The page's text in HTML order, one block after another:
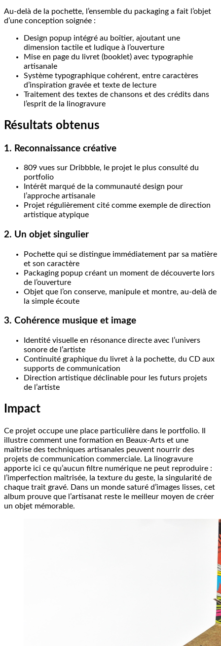
Au-delà de la pochette, l’ensemble du packaging a fait l’objet
d’une conception soignée :
Design popup intégré au boîtier, ajoutant une
dimension tactile et ludique à l’ouverture
Mise en page du livret (booklet) avec typographie
artisanale
Système typographique cohérent, entre caractères
d’inspiration gravée et texte de lecture
Traitement des textes de chansons et des crédits dans
l’esprit de la linogravure
Résultats obtenus
1. Reconnaissance créative
809 vues sur Dribbble, le projet le plus consulté du
portfolio
Intérêt marqué de la communauté design pour
l’approche artisanale
Projet régulièrement cité comme exemple de direction
artistique atypique
2. Un objet singulier
Pochette qui se distingue immédiatement par sa matière
et son caractère
Packaging popup créant un moment de découverte lors
de l’ouverture
Objet que l’on conserve, manipule et montre, au-delà de
la simple écoute
3. Cohérence musique et image
Identité visuelle en résonance directe avec l’univers
sonore de l’artiste
Continuité graphique du livret à la pochette, du CD aux
supports de communication
Direction artistique déclinable pour les futurs projets
de l’artiste
Impact
Ce projet occupe une place particulière dans le portfolio. Il
illustre comment une formation en Beaux-Arts et une
maîtrise des techniques artisanales peuvent nourrir des
projets de communication commerciale. La linogravure
apporte ici ce qu’aucun filtre numérique ne peut reproduire :
l’imperfection maîtrisée, la texture du geste, la singularité de
chaque trait gravé. Dans un monde saturé d’images lisses, cet
album prouve que l’artisanat reste le meilleur moyen de créer
un objet mémorable.